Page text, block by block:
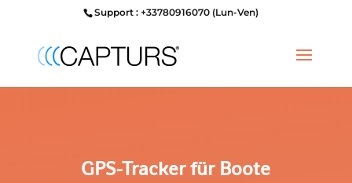
Support : +33780916070 (Lun-Ven)
GPS-Tracker für Boote